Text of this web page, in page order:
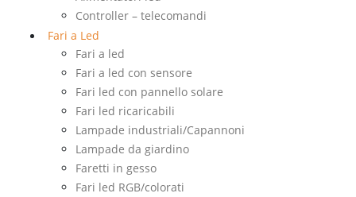
Controller – telecomandi
Fari a Led
Fari a led
Fari a led con sensore
Fari led con pannello solare
Fari led ricaricabili
Lampade industriali/Capannoni
Lampade da giardino
Faretti in gesso
Fari led RGB/colorati